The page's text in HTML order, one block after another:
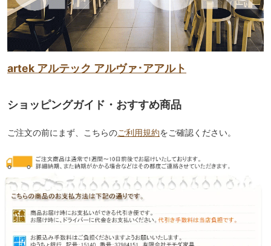
artek アルテック アルヴァ･アアルト
ショッピングガイド・おすすめ商品
ご注文の前にまず、こちらのご利用規約をご確認ください。